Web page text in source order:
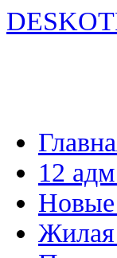
12
Новые
Жилая